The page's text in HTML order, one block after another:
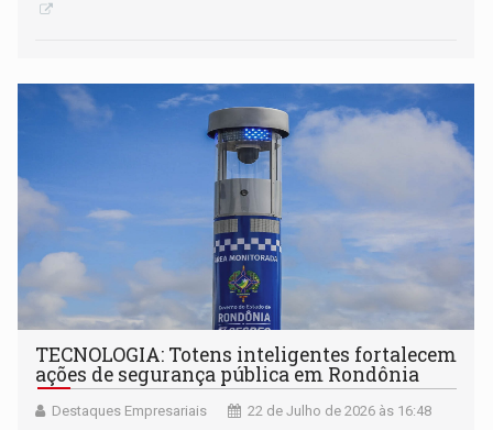
TECNOLOGIA: Totens inteligentes fortalecem
ações de segurança pública em Rondônia
Destaques Empresariais 22 de Julho de 2026 às 16:48